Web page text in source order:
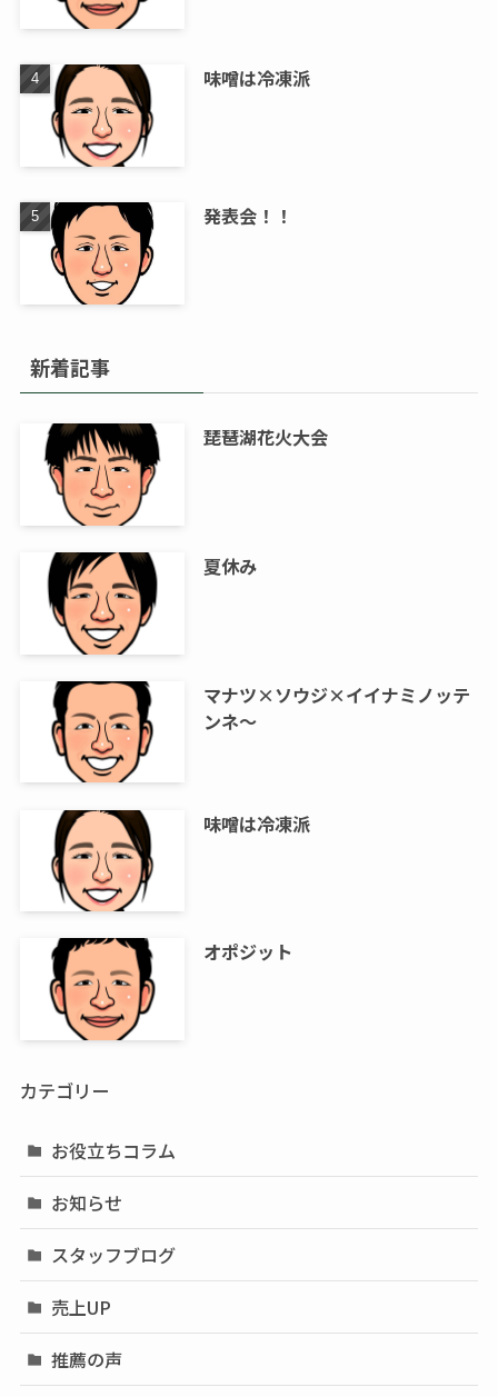
味噌は冷凍派
発表会！！
新着記事
琵琶湖花火大会
夏休み
マナツ×ソウジ×イイナミノッテ
ンネ～
味噌は冷凍派
オポジット
カテゴリー
お役立ちコラム
お知らせ
スタッフブログ
売上UP
推薦の声